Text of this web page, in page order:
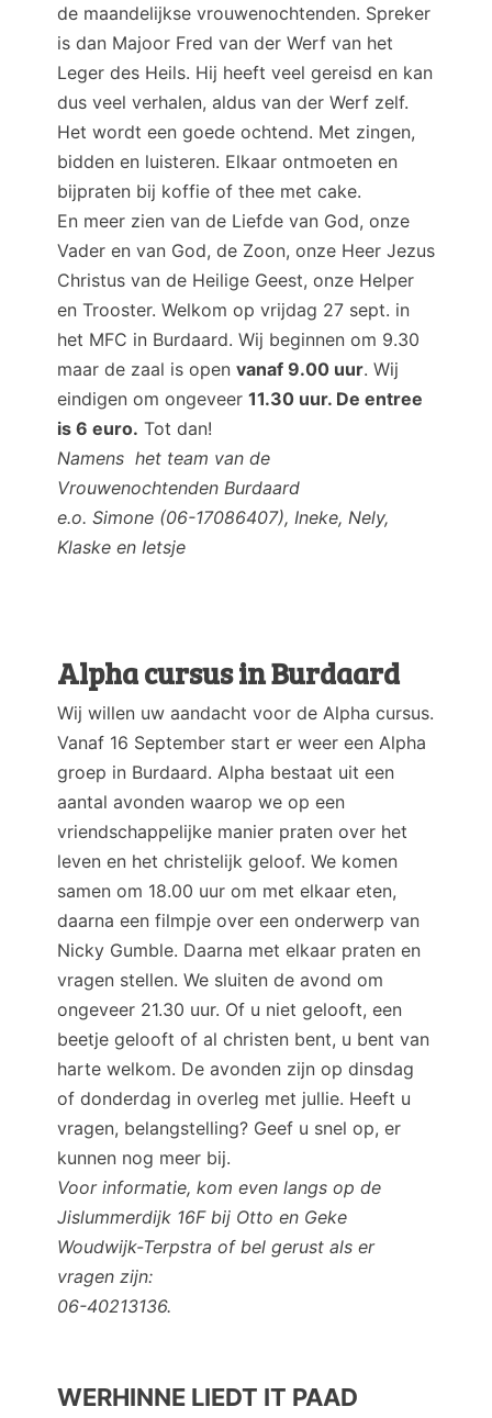
de maandelijkse vrouwenochtenden. Spreker
is dan Majoor Fred van der Werf van het
Leger des Heils. Hij heeft veel gereisd en kan
dus veel verhalen, aldus van der Werf zelf.
Het wordt een goede ochtend. Met zingen,
bidden en luisteren. Elkaar ontmoeten en
bijpraten bij koffie of thee met cake.
En meer zien van de Liefde van God, onze
Vader en van God, de Zoon, onze Heer Jezus
Christus van de Heilige Geest, onze Helper
en Trooster. Welkom op vrijdag 27 sept. in
het MFC in Burdaard. Wij beginnen om 9.30
maar de zaal is open vanaf 9.00 uur. Wij
eindigen om ongeveer 11.30 uur. De entree
is 6 euro. Tot dan!
Namens het team van de
Vrouwenochtenden Burdaard
e.o. Simone (06-17086407), Ineke, Nely,
Klaske en Ietsje
Alpha cursus in Burdaard
Wij willen uw aandacht voor de Alpha cursus.
Vanaf 16 September start er weer een Alpha
groep in Burdaard. Alpha bestaat uit een
aantal avonden waarop we op een
vriendschappelijke manier praten over het
leven en het christelijk geloof. We komen
samen om 18.00 uur om met elkaar eten,
daarna een filmpje over een onderwerp van
Nicky Gumble. Daarna met elkaar praten en
vragen stellen. We sluiten de avond om
ongeveer 21.30 uur. Of u niet gelooft, een
beetje gelooft of al christen bent, u bent van
harte welkom. De avonden zijn op dinsdag
of donderdag in overleg met jullie. Heeft u
vragen, belangstelling? Geef u snel op, er
kunnen nog meer bij.
Voor informatie, kom even langs op de
Jislummerdijk 16F bij Otto en Geke
Woudwijk-Terpstra of bel gerust als er
vragen zijn:
06-40213136.
WERHINNE LIEDT IT PAAD